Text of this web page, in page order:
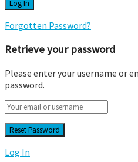
Forgotten Password?
Retrieve your password
Please enter your username or
password.
Log In